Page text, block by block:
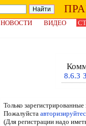
НОВОСТИ ВИДЕО
8.6.3
Только
Пожалуйста
(Для регистрации надо